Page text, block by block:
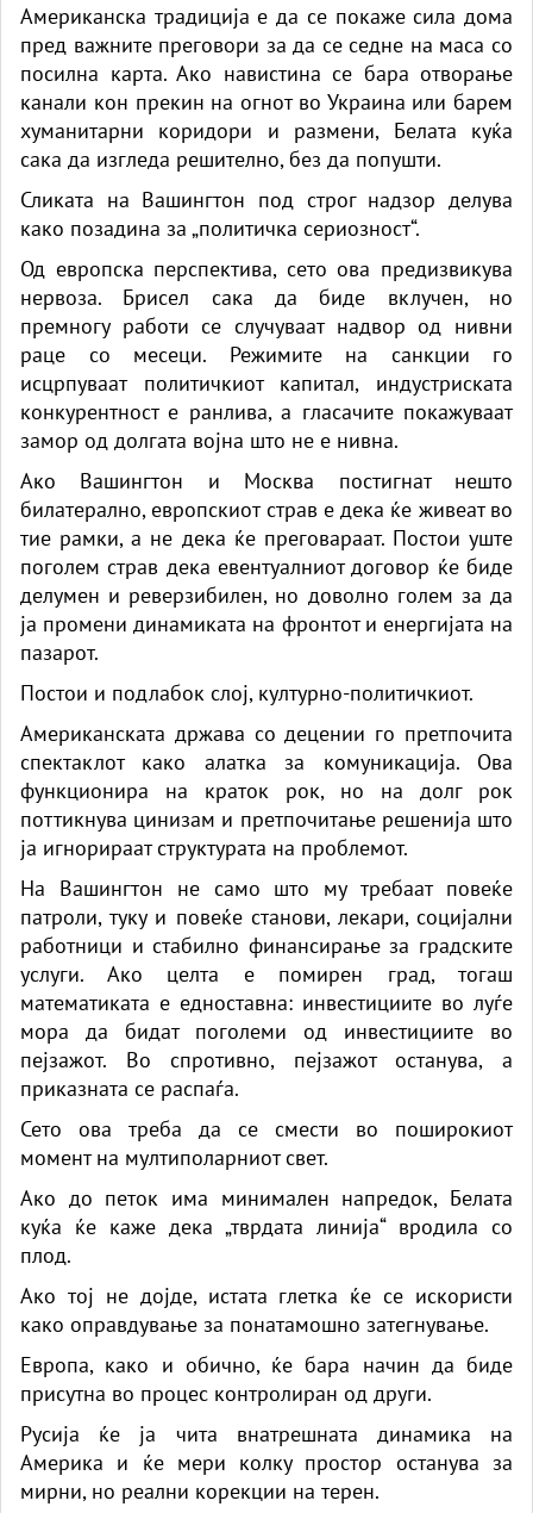
Американска традиција е да се покаже сила дома
пред важните преговори за да се седне на маса со
посилна карта. Ако навистина се бара отворање
канали кон прекин на огнот во Украина или барем
хуманитарни коридори и размени, Белата куќа
сака да изгледа решително, без да попушти.
Сликата на Вашингтон под строг надзор делува
како позадина за „политичка сериозност“.
Од европска перспектива, сето ова предизвикува
нервоза. Брисел сака да биде вклучен, но
премногу работи се случуваат надвор од нивни
раце со месеци. Режимите на санкции го
исцрпуваат политичкиот капитал, индустриската
конкурентност е ранлива, а гласачите покажуваат
замор од долгата војна што не е нивна.
Ако Вашингтон и Москва постигнат нешто
билатерално, европскиот страв е дека ќе живеат во
тие рамки, а не дека ќе преговараат. Постои уште
поголем страв дека евентуалниот договор ќе биде
делумен и реверзибилен, но доволно голем за да
ја промени динамиката на фронтот и енергијата на
пазарот.
Постои и подлабок слој, културно-политичкиот.
Американската држава со децении го претпочита
спектаклот како алатка за комуникација. Ова
функционира на краток рок, но на долг рок
поттикнува цинизам и претпочитање решенија што
ја игнорираат структурата на проблемот.
На Вашингтон не само што му требаат повеќе
патроли, туку и повеќе станови, лекари, социјални
работници и стабилно финансирање за градските
услуги. Ако целта е помирен град, тогаш
математиката е едноставна: инвестициите во луѓе
мора да бидат поголеми од инвестициите во
пејзажот. Во спротивно, пејзажот останува, а
приказната се распаѓа.
Сето ова треба да се смести во поширокиот
момент на мултиполарниот свет.
Ако до петок има минимален напредок, Белата
куќа ќе каже дека „тврдата линија“ вродила со
плод.
Ако тој не дојде, истата глетка ќе се искористи
како оправдување за понатамошно затегнување.
Европа, како и обично, ќе бара начин да биде
присутна во процес контролиран од други.
Русија ќе ја чита внатрешната динамика на
Америка и ќе мери колку простор останува за
мирни, но реални корекции на терен.